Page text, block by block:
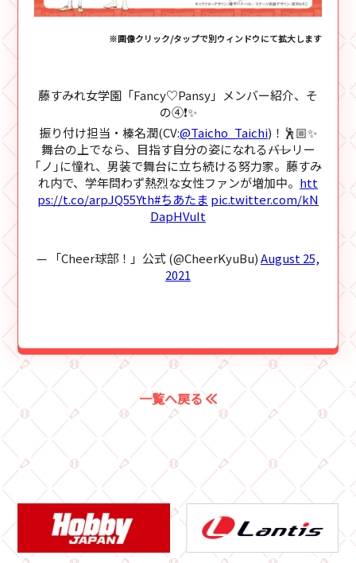
※画像クリック/タップで別ウィンドウにて拡大します
藤すみれ女学園「Fancy♡Pansy」メンバー紹介、そ
の④❗✨
振り付け担当・榛名潤(CV:@Taicho_Taichi)！🕺🏼✨
舞台の上でなら、目指す自分の姿になれる――バレリー
｢ノ｣に憧れ、男装で舞台に立ち続ける努力家。藤すみ
れ内で、学年問わず熱烈な女性ファンが増加中。 htt
ps://t.co/arpJQ55Yth#ちあたま pic.twitter.com/kN
DapHVuIt
— 「Cheer球部！」公式 (@CheerKyuBu)August 25,
2021
一覧へ戻る